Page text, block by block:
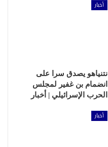
أخبار
نتنياهو يصدق سرا على
انضمام بن غفير لمجلس
الحرب الإسرائيلي | أخبار
أخبار